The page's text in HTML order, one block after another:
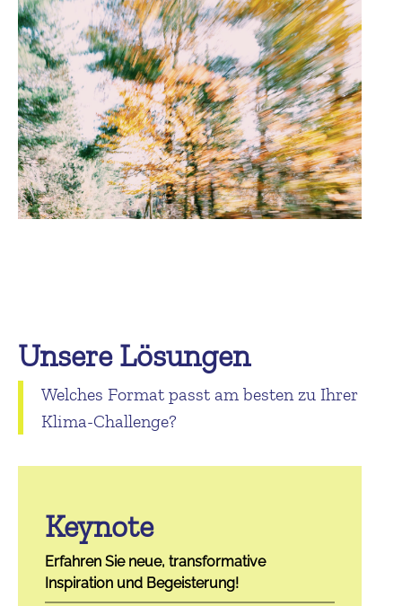
Unsere Lösungen
Welches Format passt am besten zu Ihrer
Klima-Challenge?
Keynote
Erfahren Sie neue, transformative
Inspiration und Begeisterung!